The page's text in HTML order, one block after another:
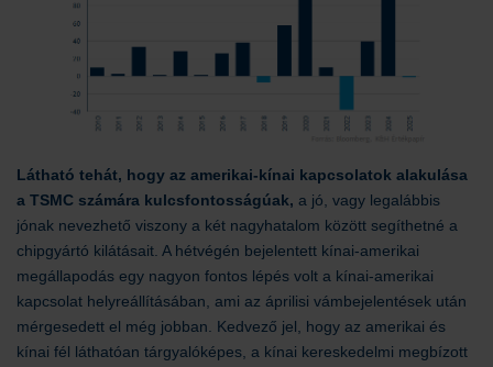
Látható tehát, hogy az amerikai-kínai kapcsolatok alakulása
a TSMC számára kulcsfontosságúak, a jó, vagy legalábbis
jónak nevezhető viszony a két nagyhatalom között segíthetné a
chipgyártó kilátásait. A hétvégén bejelentett kínai-amerikai
megállapodás egy nagyon fontos lépés volt a kínai-amerikai
kapcsolat helyreállításában, ami az áprilisi vámbejelentések után
mérgesedett el még jobban. Kedvező jel, hogy az amerikai és
kínai fél láthatóan tárgyalóképes, a kínai kereskedelmi megbízott